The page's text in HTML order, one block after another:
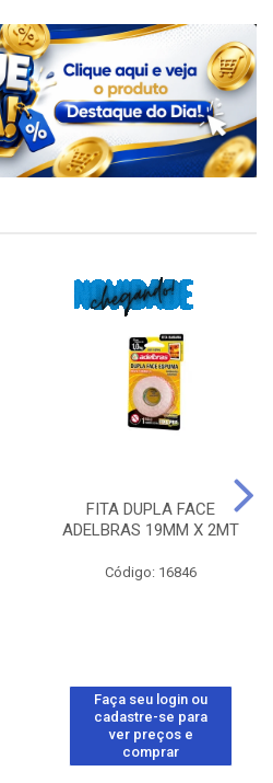
FITA DUPLA FACE
ADELBRAS 19MM X 2MT
Código: 16846
Faça seu login ou
cadastre-se para
ver preços e
comprar